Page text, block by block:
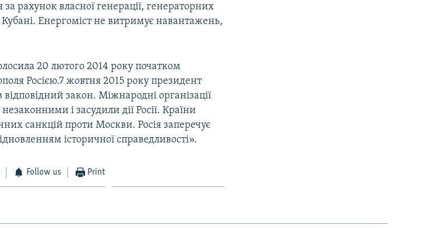
рахунок власної генерації, генераторних
Кубані. Енергоміст не витримує навантажень,
20 лютого 2014 року початком
Росією.7 жовтня 2015 року президент
закон. Міжнародні організації
і засудили дії Росії. Країни
санкцій проти Москви. Росія заперечує
історичної справедливості».
Follow us Print